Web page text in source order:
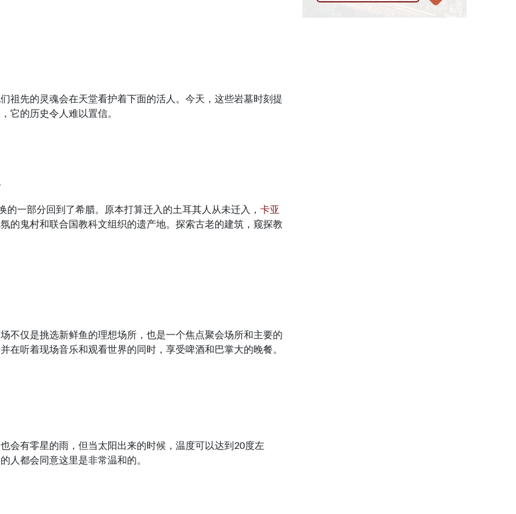
们祖先的灵魂会在天堂看护着下面的活人。今天，这些岩墓时刻提
它的历史令人难以置信。
一部分回到了希腊。原本打算迁入的土耳其人从未迁入， 卡亚
的鬼村和联合国教科文组织的遗产地。探索古老的建筑，窥探教
不仅是挑选新鲜鱼的理想场所，也是一个焦点聚会场所和主要的
听着现场音乐和观看世界的同时，享受啤酒和巴掌大的晚餐。
会有零星的雨，但当太阳出来的时候，温度可以达到20度左
人都会同意这里是非常温和的。